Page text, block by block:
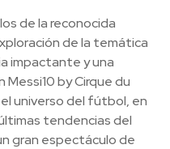
de la reconocida
de la temática
impactante y una
by Cirque du
universo del fútbol, en
tendencias del
gran espectáculo de